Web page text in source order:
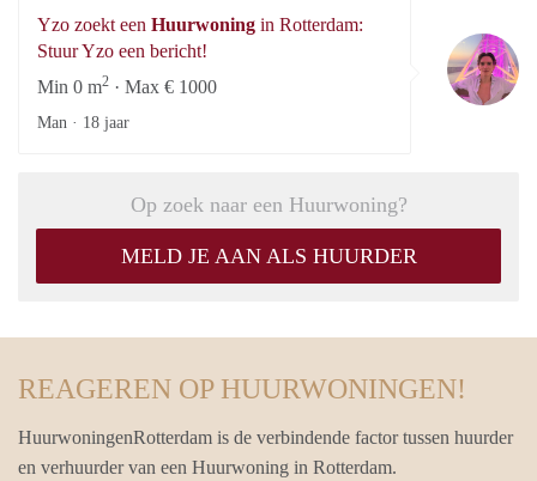
Yzo zoekt een Huurwoning in Rotterdam:
Stuur Yzo een bericht!
Min 0 m2 · Max € 1000
Man · 18 jaar
Op zoek naar een Huurwoning?
MELD JE AAN ALS HUURDER
REAGEREN OP HUURWONINGEN!
HuurwoningenRotterdam is de verbindende factor tussen huurder
en verhuurder van een Huurwoning in Rotterdam.